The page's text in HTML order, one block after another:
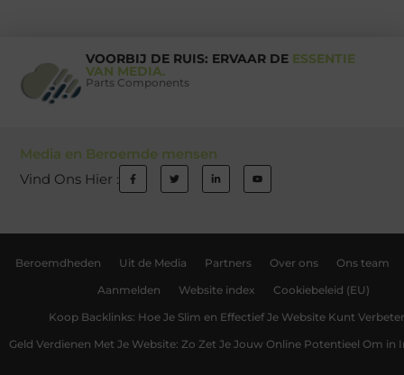
VOORBIJ DE RUIS: ERVAAR DE ESSENTIE
VAN MEDIA.
Parts Components
Media en Beroemde mensen
Vind Ons Hier :
Beroemdheden Uit de Media Partners Over ons Ons team
Aanmelden Website index Cookiebeleid (EU)
Koop Backlinks: Hoe Je Slim en Effectief Je Website Kunt
Geld Verdienen Met Je Website: Zo Zet Je Jouw Online Potentieel Om in